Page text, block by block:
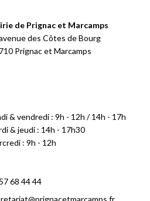
de Prignac et Marcamps
des Côtes de Bourg
Prignac et Marcamps
& vendredi : 9h - 12h / 14h - 17h
& jeudi : 14h - 17h30
: 9h - 12h
68 44 44